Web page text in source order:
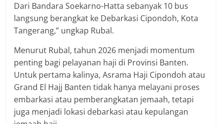
Dari Bandara Soekarno-Hatta sebanyak 10 bus
langsung berangkat ke Debarkasi Cipondoh, Kota
Tangerang,” ungkap Rubal.
Menurut Rubal, tahun 2026 menjadi momentum
penting bagi pelayanan haji di Provinsi Banten.
Untuk pertama kalinya, Asrama Haji Cipondoh atau
Grand El Hajj Banten tidak hanya melayani proses
embarkasi atau pemberangkatan jemaah, tetapi
juga menjadi lokasi debarkasi atau kepulangan